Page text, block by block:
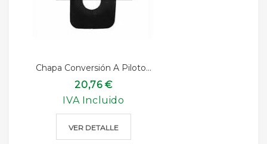
Chapa Conversión A Piloto...
20,76 €
IVA Incluido
VER DETALLE